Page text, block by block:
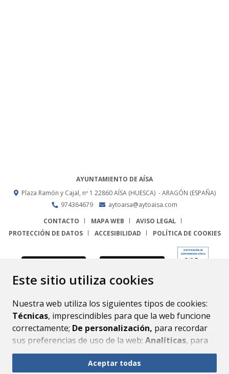
Este sitio utiliza cookies
Nuestra web utiliza los siguientes tipos de cookies:
Técnicas, imprescindibles para que la web funcione
correctamente; De personalización, para recordar
sus preferencias de uso de la web; Analíticas, para
mejorar el funcionamiento de la web y sus servicios.
Aceptar todas
AYUNTAMIENTO DE AÍSA
Plaza Ramón y Cajal, nº 1 22860 AÍSA (HUESCA) - ARAGÓN (ESPAÑA)
974364679
aytoaisa@aytoaisa.com
CONTACTO
MAPA WEB
AVISO LEGAL
PROTECCIÓN DE DATOS
ACCESIBILIDAD POLÍTICA DE COOKIES